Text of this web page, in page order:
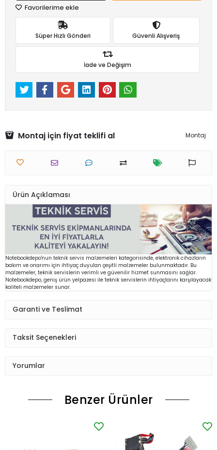
Favorilerime ekle
Süper Hızlı Gönderi Güvenli Alışveriş
İade ve Değişim
Montaj için fiyat teklifi al Montaj
Ürün Açıklaması
Notebookdepo'nun teknik servis malzemeleri kategorisinde, elektronik cihazların
bakım ve onarımı için ihtiyaç duyulan çeşitli malzemeler bulunmaktadır. Bu
malzemeler, teknik servislerin verimli ve güvenilir hizmet sunmasını sağlar.
Notebookdepo, geniş ürün yelpazesi ile teknik servislerin ihtiyaçlarını karşılayacak
kaliteli malzemeler sunar.
Garanti ve Teslimat
Taksit Seçenekleri
Yorumlar
Benzer Ürünler